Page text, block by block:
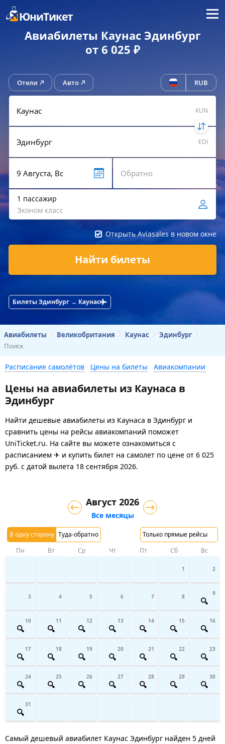
ЮниТикет Меню
Авиабилеты Каунас Эдинбург
от 6 025 ₽
Отели Авто RUB
KUN
EDI
1 пассажир
Эконом класс
Открыть Aviasales в новом окне
Найти билеты
Билеты Эдинбург → Каунас
Авиабилеты Великобритания Каунас
Эдинбург
Поиск
Расписание самолётов Цены на билеты Авиакомпании
Цены на авиабилеты из Каунаса в
Эдинбург
Найти дешевые авиабилеты из Каунаса в Эдинбург и
сравнить цены на рейсы авиакомпаний поможет
UniTicket.ru. На сайте вы можете ознакомиться с
расписанием ✈ и купить билет на самолет по цене от 6 025
руб. с датой вылета 18 сентября 2026.
В одну сторону Туда-обратно Только прямые рейсы
Август 2026
Все месяцы
Пн Вт Ср Чт Пт Сб Вс
1 2
3 4 5 6 7 8 9
10 11 12 13 14 15 16
17 18 19 20 21 22 23
24 25 26 27 28 29 30
31
Самый дешевый авиабилет Каунас Эдинбург найден 5 дней